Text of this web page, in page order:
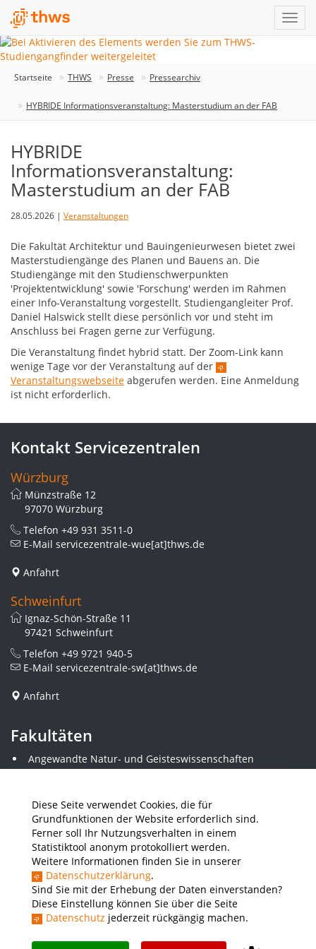
Diese Seite verwendet Cookies, die für
Grundfunktionen der Website erforderlich sind.
Ferner soll Ihr Nutzungsverhalten in einem
Statistiktool anonym protokolliert werden.
Weitere Informationen finden Sie in unserer
Datenschutzerklärung.
Sind Sie mit der Erhebung der Daten einverstanden?
Diese Einstellung können Sie über die Seite
Datenschutz jederzeit rückgängig machen.
Startseite THWS Presse Pressearchiv
HYBRIDE Informationsveranstaltung: Masterstudium an der FAB
HYBRIDE
Informationsveranstaltung:
Masterstudium an der FAB
28.05.2026 | Veranstaltungen
Die Fakultät Architektur und Bauingenieurwesen bietet zwei
Masterstudiengänge des Planen und Bauens an. Die
Studiengänge mit den Studienschwerpunkten
'Projektentwicklung' sowie 'Forschung' werden im Rahmen
einer Info-Veranstaltung vorgestellt. Studiengangleiter Prof.
Daniel Halswick stellt diese persönlich vor und steht im
Anschluss bei Fragen gerne zur Verfügung.
Die Veranstaltung findet hybrid statt. Der Zoom-Link kann
wenige Tage vor der Veranstaltung auf der
Veranstaltungswebseite abgerufen werden. Eine Anmeldung
ist nicht erforderlich.
Kontakt Servicezentralen
Würzburg
Münzstraße 12
97070 Würzburg
Telefon +49 931 3511-0
E-Mail servicezentrale-wue[at]thws.de
Anfahrt
Schweinfurt
Ignaz-Schön-Straße 11
97421 Schweinfurt
Telefon +49 9721 940-5
E-Mail servicezentrale-sw[at]thws.de
Anfahrt
Fakultäten
Angewandte Natur- und Geisteswissenschaften
Angewandte Sozialwissenschaften
Elektrotechnik
Gestaltung
Informatik und Wirtschaftsinformatik
Kunststofftechnik und Vermessung
Maschinenbau
THWS Business School
Wirtschaftsingenieurwesen
Presse